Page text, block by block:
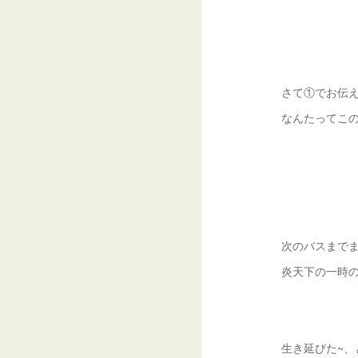
さて①でお伝
なんたってこ
次のバスまで
炎天下の一時
生き延びた~